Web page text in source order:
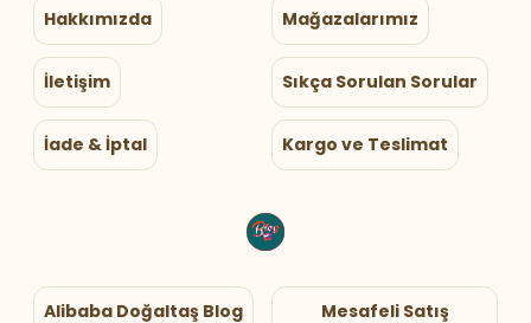
Hakkımızda Mağazalarımız
İletişim Sıkça Sorulan Sorular
İade & İptal Kargo ve Teslimat
Alibaba Doğaltaş Blog
Mesafeli Satış